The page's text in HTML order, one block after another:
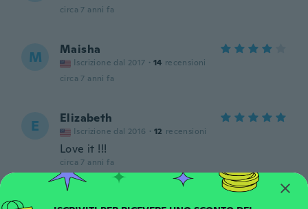
circa 7 anni fa
M Maisha
Iscrizione dal 2017 · 14 recensioni
circa 7 anni fa
E Elizabeth
Iscrizione dal 2016 · 12 recensioni
Love it !!!
circa 7 anni fa